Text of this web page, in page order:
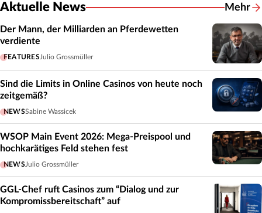
Aktuelle News Mehr
Der Mann, der Milliarden an Pferdewetten
verdiente
FEATURES Julio Grossmüller
Sind die Limits in Online Casinos von heute noch
zeitgemäß?
NEWSSabine Wassicek
WSOP Main Event 2026: Mega-Preispool und
hochkarätiges Feld stehen fest
NEWS Julio Grossmüller
GGL-Chef ruft Casinos zum “Dialog und zur
Kompromissbereitschaft” auf